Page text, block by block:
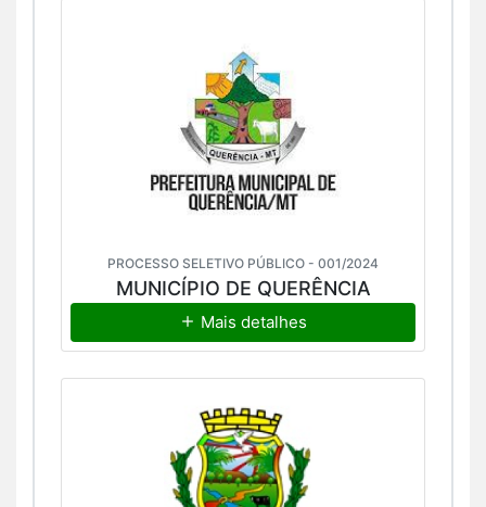
PROCESSO SELETIVO PÚBLICO - 001/2024
MUNICÍPIO DE QUERÊNCIA
Mais detalhes